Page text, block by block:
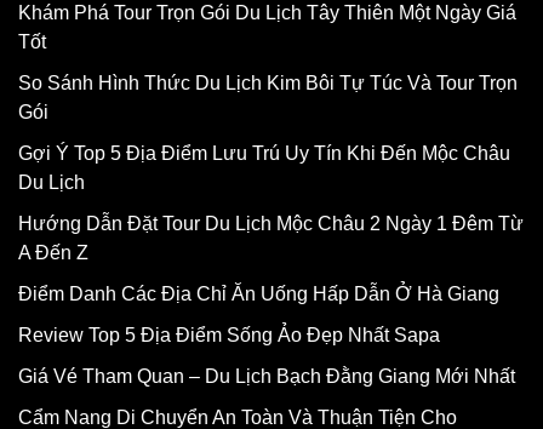
Khám Phá Tour Trọn Gói Du Lịch Tây Thiên Một Ngày Giá
Tốt
So Sánh Hình Thức Du Lịch Kim Bôi Tự Túc Và Tour Trọn
Gói
Gợi Ý Top 5 Địa Điểm Lưu Trú Uy Tín Khi Đến Mộc Châu
Du Lịch
Hướng Dẫn Đặt Tour Du Lịch Mộc Châu 2 Ngày 1 Đêm Từ
A Đến Z
Điểm Danh Các Địa Chỉ Ăn Uống Hấp Dẫn Ở Hà Giang
Review Top 5 Địa Điểm Sống Ảo Đẹp Nhất Sapa
Giá Vé Tham Quan – Du Lịch Bạch Đằng Giang Mới Nhất
Cẩm Nang Di Chuyển An Toàn Và Thuận Tiện Cho